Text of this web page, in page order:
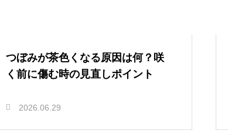
つぼみが茶色くなる原因は何？咲
く前に傷む時の見直しポイント
2026.06.29